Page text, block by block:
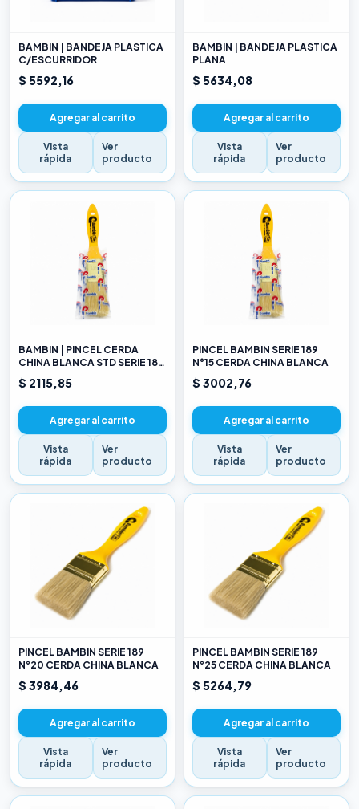
BAMBIN | BANDEJA PLASTICA
C/ESCURRIDOR
$ 5592,16
Agregar al carrito
Vista
rápida
Ver
producto
BAMBIN | BANDEJA PLASTICA
PLANA
$ 5634,08
Agregar al carrito
Vista
rápida
Ver
producto
BAMBIN | PINCEL CERDA
CHINA BLANCA STD SERIE 189
10
$ 2115,85
Agregar al carrito
Vista
rápida
Ver
producto
PINCEL BAMBIN SERIE 189
N°15 CERDA CHINA BLANCA
$ 3002,76
Agregar al carrito
Vista
rápida
Ver
producto
PINCEL BAMBIN SERIE 189
N°20 CERDA CHINA BLANCA
$ 3984,46
Agregar al carrito
Vista
rápida
Ver
producto
PINCEL BAMBIN SERIE 189
N°25 CERDA CHINA BLANCA
$ 5264,79
Agregar al carrito
Vista
rápida
Ver
producto